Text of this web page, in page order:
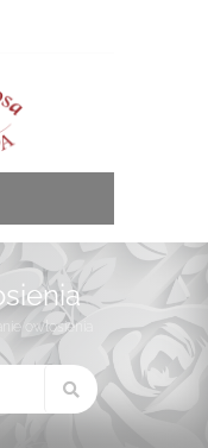
owłosienia